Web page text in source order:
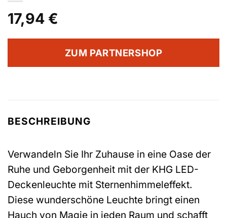
17,94 €
ZUM PARTNERSHOP
BESCHREIBUNG
Verwandeln Sie Ihr Zuhause in eine Oase der
Ruhe und Geborgenheit mit der KHG LED-
Deckenleuchte mit Sternenhimmeleffekt.
Diese wunderschöne Leuchte bringt einen
Hauch von Magie in jeden Raum und schafft